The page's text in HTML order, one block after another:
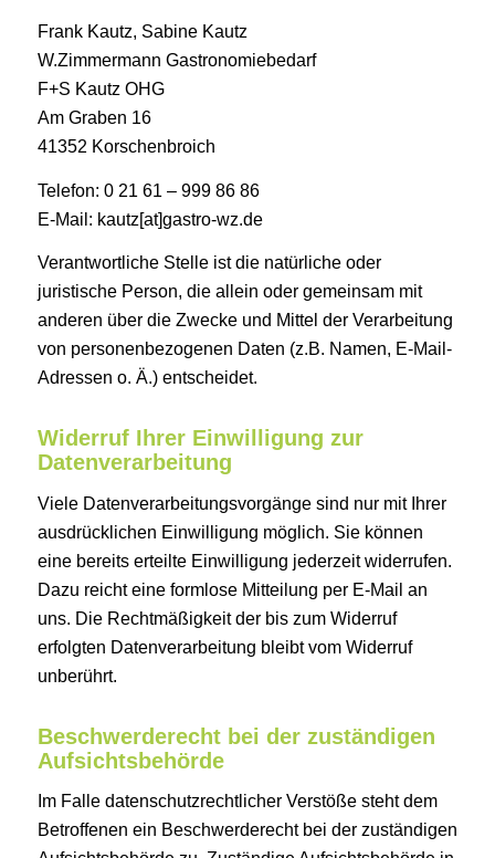
Frank Kautz, Sabine Kautz
W.Zimmermann Gastronomiebedarf
F+S Kautz OHG
Am Graben 16
41352 Korschenbroich
Telefon: 0 21 61 – 999 86 86
E-Mail: kautz[at]gastro-wz.de
Verantwortliche Stelle ist die natürliche oder
juristische Person, die allein oder gemeinsam mit
anderen über die Zwecke und Mittel der Verarbeitung
von personenbezogenen Daten (z.B. Namen, E-Mail-
Adressen o. Ä.) entscheidet.
Widerruf Ihrer Einwilligung zur
Datenverarbeitung
Viele Datenverarbeitungsvorgänge sind nur mit Ihrer
ausdrücklichen Einwilligung möglich. Sie können
eine bereits erteilte Einwilligung jederzeit widerrufen.
Dazu reicht eine formlose Mitteilung per E-Mail an
uns. Die Rechtmäßigkeit der bis zum Widerruf
erfolgten Datenverarbeitung bleibt vom Widerruf
unberührt.
Beschwerderecht bei der zuständigen
Aufsichtsbehörde
Im Falle datenschutzrechtlicher Verstöße steht dem
Betroffenen ein Beschwerderecht bei der zuständigen